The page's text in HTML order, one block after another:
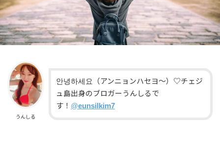
うんしる
안녕하세요（アンニョンハセヨ〜）♡チェジ
ュ島出身のブロガーうんしるで
す！ @eunsilkim7